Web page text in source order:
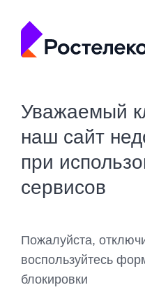
Уважаемый
наш сайт
при
сервисов
Пожалуйста,
воспользуйтесь
блокировки